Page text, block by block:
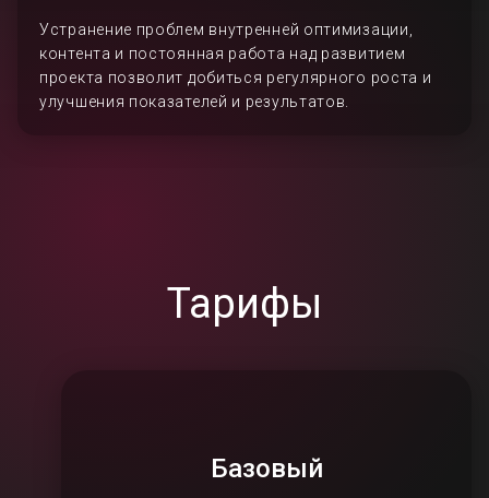
Устранение проблем внутренней оптимизации,
контента и постоянная работа над развитием
проекта позволит добиться регулярного роста и
улучшения показателей и результатов.
Тарифы
Базовый